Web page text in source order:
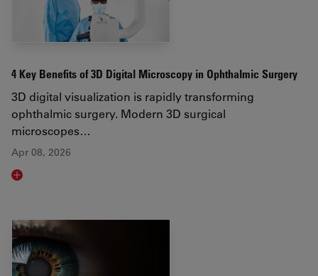
4 Key Benefits of 3D Digital Microscopy in Ophthalmic Surgery
3D digital visualization is rapidly transforming
ophthalmic surgery. Modern 3D surgical
microscopes…
Apr 08, 2026
Read article